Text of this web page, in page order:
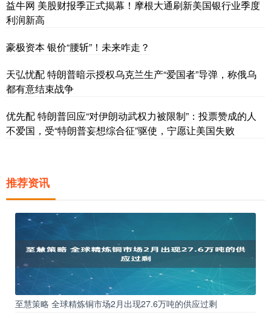
益牛网 美股财报季正式揭幕！摩根大通刷新美国银行业季度
利润新高
豪极资本 银价“腰斩”！未来咋走？
天弘忧配 特朗普暗示授权乌克兰生产“爱国者”导弹，称俄乌
都有意结束战争
优先配 特朗普回应“对伊朗动武权力被限制”：投票赞成的人
不爱国，受“特朗普妄想综合征”驱使，宁愿让美国失败
推荐资讯
至慧策略 全球精炼铜市场2月出现27.6万吨的供应过剩